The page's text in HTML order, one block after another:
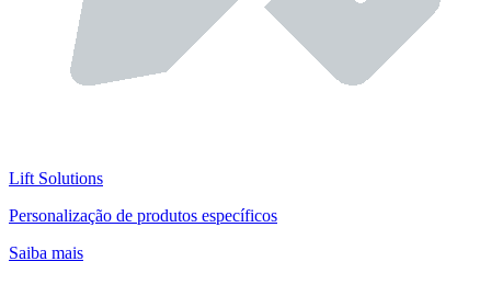
Lift Solutions
Personalização de produtos específicos
Saiba mais